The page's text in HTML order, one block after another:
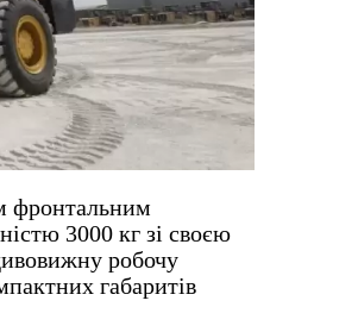
фронтальним
3000 кг зі своєю
робочу
габаритів